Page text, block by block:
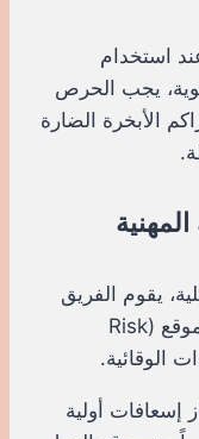
استخدام
يجب الحرص
الأبخرة الضارة
يقوم الفريق
الفني بإجراء تحليل لمخاطر الموقع (Risk
إسعافات أولية